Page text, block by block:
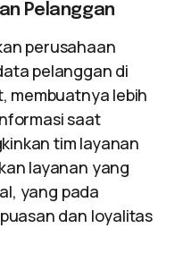
Pelanggan
perusahaan
pelanggan di
membuatnya lebih
saat
tim layanan
layanan yang
yang pada
dan loyalitas